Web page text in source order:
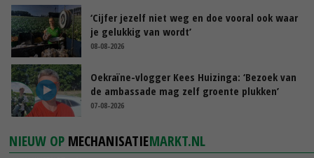
‘Cijfer jezelf niet weg en doe vooral ook waar
je gelukkig van wordt’
08-08-2026
Oekraïne-vlogger Kees Huizinga: ‘Bezoek van
de ambassade mag zelf groente plukken’
07-08-2026
NIEUW OP MECHANISATIEMARKT.NL